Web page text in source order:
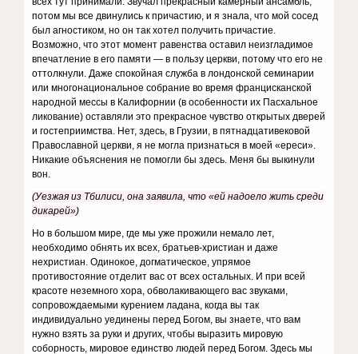
потом мы все двинулись к причастию, и я знала, что мой сосед
был агностиком, но он так хотел получить причастие.
Возможно, что этот момент равенства оставил неизгладимое
впечатление в его памяти — в пользу церкви, потому что его не
оттолкнули. Даже спокойная служба в лондонской семинарии
или многонациональное собрание во время францисканской
народной мессы в Калифорнии (в особенности их Пасхальное
ликование) оставляли это прекрасное чувство открытых дверей
и гостеприимства. Нет, здесь, в Грузии, в пятнадцативековой
Православной церкви, я не могла признаться в моей «ереси».
Никакие объяснения не помогли бы здесь. Меня бы выкинули
вон.
(Уезжая из Тбилиси, она заявила, что «ей надоело жить среди
дикарей»)
Но в большом мире, где мы уже прожили немало лет,
необходимо обнять их всех, братьев-христиан и даже
нехристиан. Одинокое, догматическое, упрямое
противостояние отделит вас от всех остальных. И при всей
красоте неземного хора, обволакивающего вас звуками,
сопровождаемыми курением ладана, когда вы так
индивидуально уединены перед Богом, вы знаете, что вам
нужно взять за руки и других, чтобы выразить мировую
соборность, мировое единство людей перед Богом. Здесь мы